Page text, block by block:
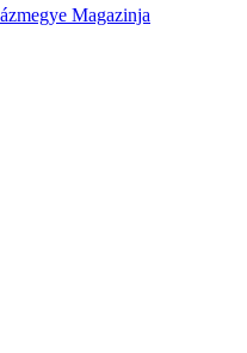
Magazinja